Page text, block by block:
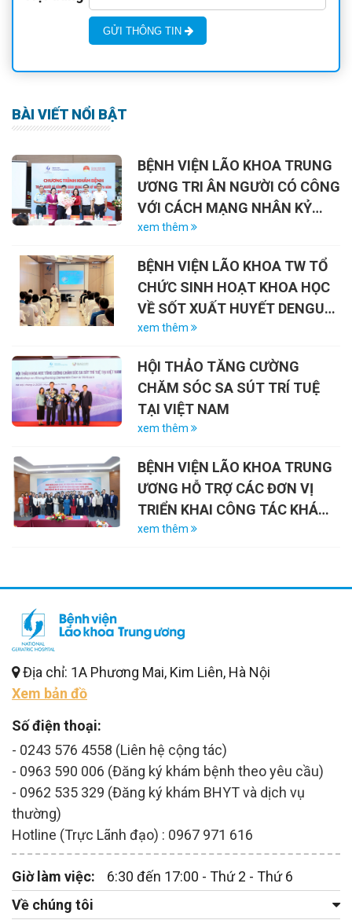
GỬI THÔNG TIN
BÀI VIẾT NỔI BẬT
BỆNH VIỆN LÃO KHOA TRUNG
ƯƠNG TRI ÂN NGƯỜI CÓ CÔNG
VỚI CÁCH MẠNG NHÂN KỶ
NIỆM 79 NĂM NGÀY THƯƠNG
27/7/2026)
xem thêm
BỆNH VIỆN LÃO KHOA TW TỔ
CHỨC SINH HOẠT KHOA HỌC
VỀ SỐT XUẤT HUYẾT DENGUE
VÀ VAI TRÒ CỦA VẮC-XIN
xem thêm
HỘI THẢO TĂNG CƯỜNG
CHĂM SÓC SA SÚT TRÍ TUỆ
TẠI VIỆT NAM
xem thêm
BỆNH VIỆN LÃO KHOA TRUNG
ƯƠNG HỖ TRỢ CÁC ĐƠN VỊ
TRIỂN KHAI CÔNG TÁC KHÁM
CHỮA BỆNH LÃO KHOA
xem thêm
Địa chỉ: 1A Phương Mai, Kim Liên, Hà Nội
Xem bản đồ
Số điện thoại:
- 0243 576 4558 (Liên hệ cộng tác)
- 0963 590 006 (Đăng ký khám bệnh theo yêu cầu)
- 0962 535 329 (Đăng ký khám BHYT và dịch vụ
thường)
Hotline (Trực Lãnh đạo) : 0967 971 616
Giờ làm việc:
6:30 đến 17:00 - Thứ 2 - Thứ 6
Về chúng tôi